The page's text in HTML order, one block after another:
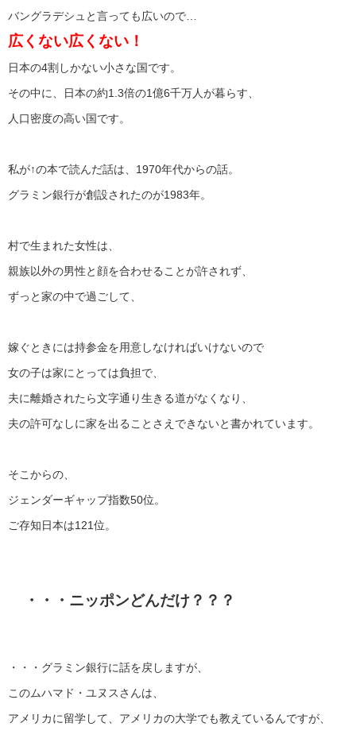
バングラデシュと言っても広いので…
広くない広くない！
日本の4割しかない小さな国です。
その中に、日本の約1.3倍の1億6千万人が暮らす、
人口密度の高い国です。
私が↑の本で読んだ話は、1970年代からの話。
グラミン銀行が創設されたのが1983年。
村で生まれた女性は、
親族以外の男性と顔を合わせることが許されず、
ずっと家の中で過ごして、
嫁ぐときには持参金を用意しなければいけないので
女の子は家にとっては負担で、
夫に離婚されたら文字通り生きる道がなくなり、
夫の許可なしに家を出ることさえできないと書かれています。
そこからの、
ジェンダーギャップ指数50位。
ご存知日本は121位。
・・・ニッポンどんだけ？？？
・・・グラミン銀行に話を戻しますが、
このムハマド・ユヌスさんは、
アメリカに留学して、アメリカの大学でも教えているんですが、